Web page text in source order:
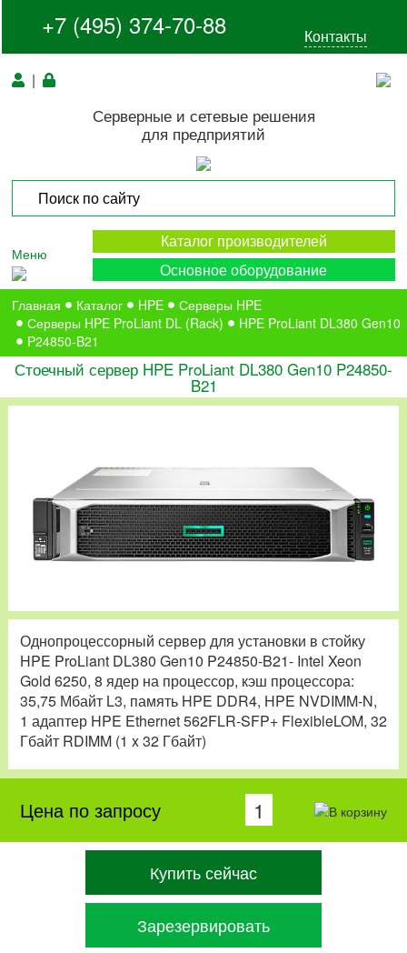
+7 (495) 374-70-88 Контакты
|
Серверные и сетевые решения
для предприятий
Меню
Каталог производителей
Основное оборудование
Главная Каталог HPE
Серверы HPE
Серверы HPE ProLiant DL (Rack)
HPE ProLiant DL380 Gen10
P24850-B21
Стоечный сервер HPE ProLiant DL380 Gen10 P24850-
B21
Однопроцессорный сервер для установки в стойку
HPE ProLiant DL380 Gen10 P24850-B21- Intel Xeon
Gold 6250, 8 ядер на процессор, кэш процессора:
35,75 Мбайт L3, память HPE DDR4, HPE NVDIMM-N,
1 адаптер HPE Ethernet 562FLR-SFP+ FlexibleLOM, 32
Гбайт RDIMM (1 x 32 Гбайт)
Цена по запросу
Купить сейчас
Зарезервировать